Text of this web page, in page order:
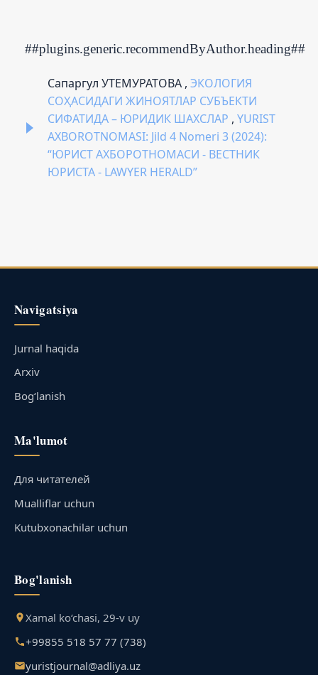
##plugins.generic.recommendByAuthor.heading##
Сапаргул УТЕМУРАТОВА , ЭКОЛОГИЯ
СОҲАСИДАГИ ЖИНОЯТЛАР СУБЪЕКТИ
СИФАТИДА – ЮРИДИК ШАХСЛАР , YURIST
AXBOROTNOMASI: Jild 4 Nomeri 3 (2024):
“ЮРИСТ АХБОРОТНОМАСИ - ВЕСТНИК
ЮРИСТА - LAWYER HERALD”
Navigatsiya
Jurnal haqida
Arxiv
Bog‘lanish
Ma'lumot
Для читателей
Mualliflar uchun
Kutubxonachilar uchun
Bog'lanish
Xamal ko‘chasi, 29-v uy
+99855 518 57 77 (738)
yuristjournal@adliya.uz